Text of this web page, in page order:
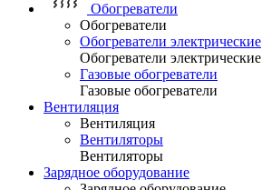
Обогреватели
Обогреватели
Обогреватели электрические
Обогреватели электрические
Газовые обогреватели
Газовые обогреватели
Вентиляция
Вентиляция
Вентиляторы
Вентиляторы
Зарядное оборудование